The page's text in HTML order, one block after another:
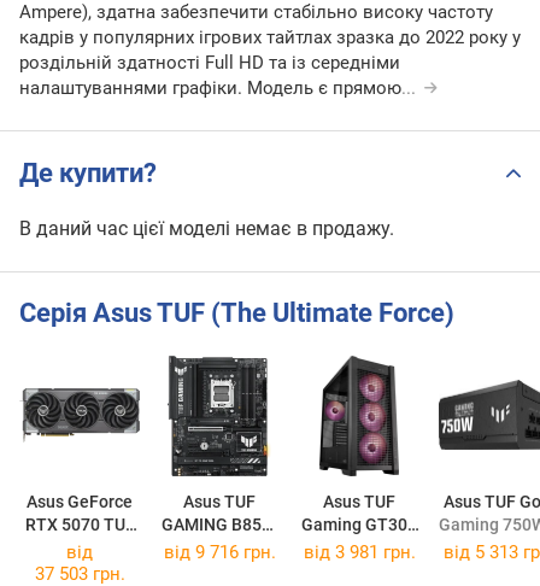
Ampere), здатна забезпечити стабільно високу частоту
кадрів у популярних ігрових тайтлах зразка до 2022 року у
роздільній здатності Full HD та із середніми
налаштуваннями графіки. Модель є прямою...
Де купити?
В даний час цієї моделі немає в продажу.
Серія Asus TUF (The Ultimate Force)
Asus GeForce
RTX 5070 TUF
OC
Asus TUF
GAMING B850-
PLUS WIFI
Asus TUF
Gaming GT302
ARGB Black
Asus TUF
Gaming
від
37 503 грн.
від 9 716 грн. від 3 981 грн. від 5 313